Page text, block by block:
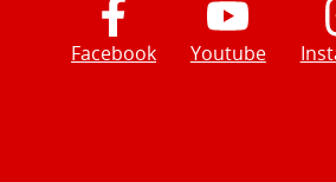
Facebook Youtube